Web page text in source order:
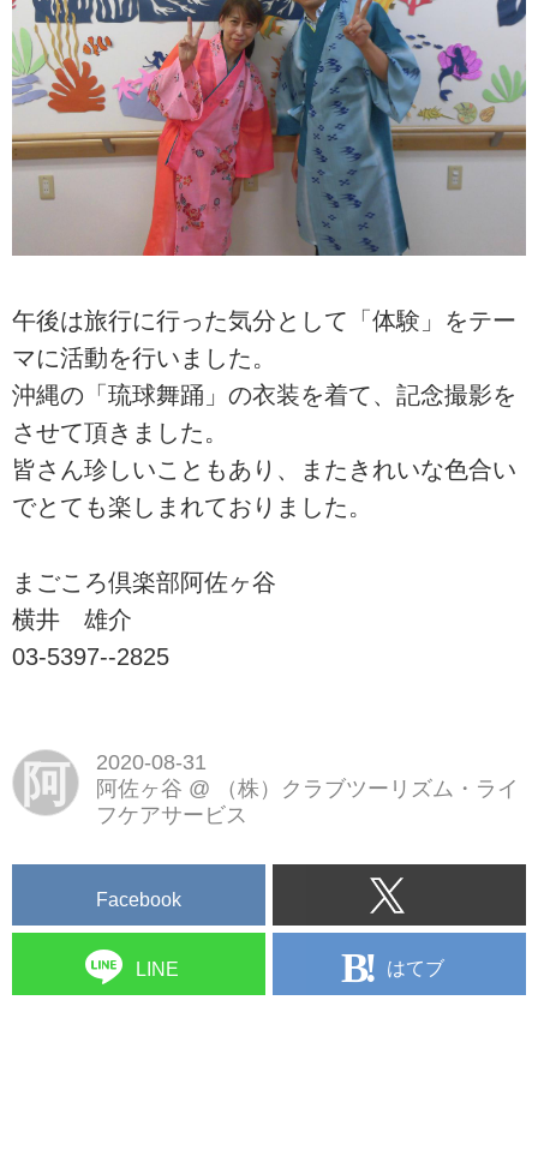
午後は旅行に行った気分として「体験」をテー
マに活動を行いました。
沖縄の「琉球舞踊」の衣装を着て、記念撮影を
させて頂きました。
皆さん珍しいこともあり、またきれいな色合い
でとても楽しまれておりました。
まごころ倶楽部阿佐ヶ谷
横井 雄介
03-5397--2825
阿
2020-08-31
阿佐ヶ谷 @
（株）クラブツーリズム・ライ
フケアサービス
Facebook
LINE はてブ